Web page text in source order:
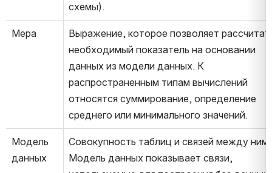
схемы).
Мера
Выражение, которое позволяет
необходимый показатель на основании
данных из модели данных. К
распространенным типам вычислений
относятся суммирование, определение
среднего или минимального значений.
Модель
данных
Совокупность таблиц и связей между
Модель данных показывает связи,